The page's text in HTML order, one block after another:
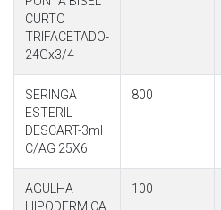
CURTO
TRIFACETADO-
24Gx3/4
SERINGA
ESTERIL
DESCART-3ml
C/AG 25X6
800
AGULHA
HIPODERMICA
100